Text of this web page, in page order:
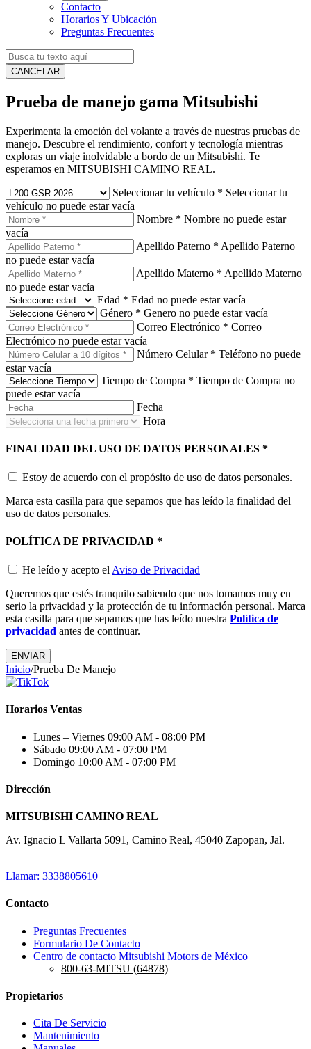
Contacto
Horarios Y Ubicación
Preguntas Frecuentes
CANCELAR
Prueba de manejo gama Mitsubishi
Experimenta la emoción del volante a través de nuestras pruebas de
manejo. Descubre el rendimiento, confort y tecnología mientras
exploras un viaje inolvidable a bordo de un Mitsubishi. Te
esperamos en MITSUBISHI CAMINO REAL.
Seleccionar tu vehículo * Seleccionar tu
vehículo no puede estar vacía
Nombre * Nombre no puede estar
vacía
Apellido Paterno * Apellido Paterno
no puede estar vacía
Apellido Materno * Apellido Materno
no puede estar vacía
Edad * Edad no puede estar vacía
Género * Genero no puede estar vacía
Correo Electrónico * Correo
Electrónico no puede estar vacía
Número Celular * Teléfono no puede
estar vacía
Tiempo de Compra * Tiempo de Compra no
puede estar vacía
Fecha
Hora
FINALIDAD DEL USO DE DATOS PERSONALES *
Estoy de acuerdo con el propósito de uso de datos personales.
Marca esta casilla para que sepamos que has leído la finalidad del
uso de datos personales.
POLÍTICA DE PRIVACIDAD *
He leído y acepto el Aviso de Privacidad
Queremos que estés tranquilo sabiendo que nos tomamos muy en
serio la privacidad y la protección de tu información personal. Marca
esta casilla para que sepamos que has leído nuestra Política de
privacidad antes de continuar.
ENVIAR
Inicio/Prueba De Manejo
Horarios Ventas
Lunes – Viernes 09:00 AM - 08:00 PM
Sábado 09:00 AM - 07:00 PM
Domingo 10:00 AM - 07:00 PM
Dirección
MITSUBISHI CAMINO REAL
Av. Ignacio L Vallarta 5091, Camino Real, 45040 Zapopan, Jal.
Llamar: 3338805610
Contacto
Preguntas Frecuentes
Formulario De Contacto
Centro de contacto Mitsubishi Motors de México
800-63-MITSU (64878)
Propietarios
Cita De Servicio
Mantenimiento